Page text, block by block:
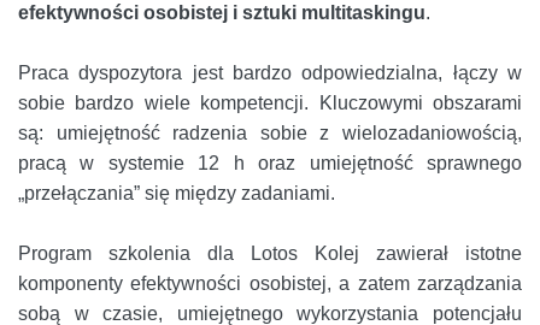
efektywności osobistej i sztuki multitaskingu.
Praca dyspozytora jest bardzo odpowiedzialna, łączy w
sobie bardzo wiele kompetencji. Kluczowymi obszarami
są: umiejętność radzenia sobie z wielozadaniowością,
pracą w systemie 12 h oraz umiejętność sprawnego
„przełączania” się między zadaniami.
Program szkolenia dla Lotos Kolej zawierał istotne
komponenty efektywności osobistej, a zatem zarządzania
sobą w czasie, umiejętnego wykorzystania potencjału